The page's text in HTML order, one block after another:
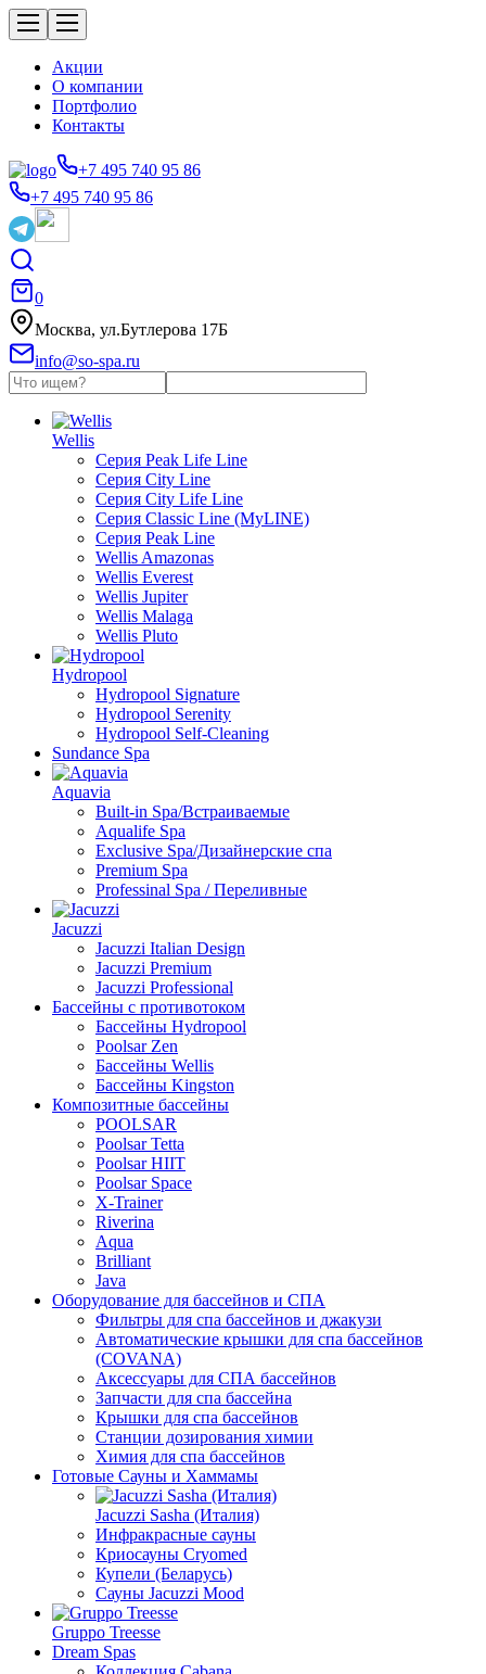
Акции
О компании
Портфолио
Контакты
+7 495 740 95 86
+7 495 740 95 86
0
Москва, ул.Бутлерова 17Б
info@so-spa.ru
Wellis
Серия Peak Life Line
Серия City Line
Серия City Life Line
Серия Classic Line (MyLINE)
Серия Peak Line
Wellis Amazonas
Wellis Everest
Wellis Jupiter
Wellis Malaga
Wellis Pluto
Hydropool
Hydropool Signature
Hydropool Serenity
Hydropool Self-Сleaning
Sundance Spa
Aquavia
Built-in Spa/Встраиваемые
Aqualife Spa
Exclusive Spa/Дизайнерские спа
Premium Spa
Professinal Spa / Переливные
Jacuzzi
Jacuzzi Italian Design
Jacuzzi Premium
Jacuzzi Professional
Бассейны с противотоком
Бассейны Hydropool
Poolsar Zen
Бассейны Wellis
Бассейны Kingston
Композитные бассейны
POOLSAR
Poolsar Tetta
Poolsar HIIT
Poolsar Space
X-Trainer
Riverina
Aqua
Brilliant
Java
Оборудование для бассейнов и СПА
Фильтры для спа бассейнов и джакузи
Автоматические крышки для спа бассейнов
(COVANA)
Аксессуары для СПА бассейнов
Запчасти для спа бассейна
Крышки для спа бассейнов
Станции дозирования химии
Химия для спа бассейнов
Готовые Сауны и Хаммамы
Jacuzzi Sasha (Италия)
Инфракрасные сауны
Криосауны Cryomed
Купели (Беларусь)
Сауны Jacuzzi Mood
Gruppo Treesse
Dream Spas